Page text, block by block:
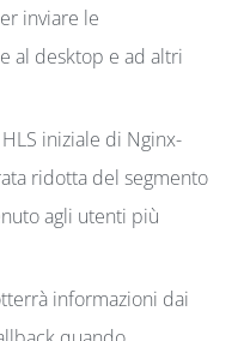
inviare le
al desktop e ad altri
iniziale di Nginx-
ridotta del segmento
agli utenti più
informazioni dai